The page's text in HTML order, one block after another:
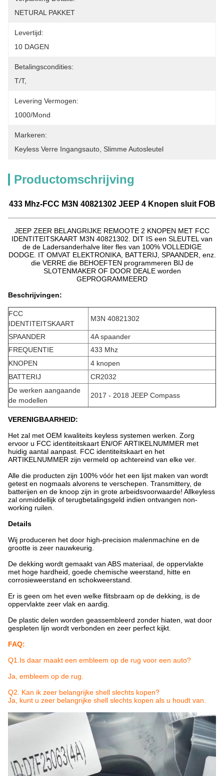
NETURAL PAKKET
Levertijd:
10 DAGEN
Betalingscondities:
T/T,
Levering Vermogen:
1000/mond
Markeren:
Keyless Verre Ingangsauto Slimme Autosleutel
Productomschrijving
433 Mhz-FCC M3N 40821302 JEEP 4 Knopen sluit FOB
JEEP ZEER BELANGRIJKE REMOOTE 2 KNOPEN MET FCC
IDENTITEITSKAART M3N 40821302. DIT IS een SLEUTEL van
de de Ladersanderhalve liter fles van 100% VOLLEDIGE
DODGE. IT OMVAT ELEKTRONIKA, BATTERIJ, SPAANDER, enz.
die VERRE die BEHOEFTEN programmeren BIJ de
SLOTENMAKER OF DOOR DEALE worden
GEPROGRAMMEERD
Beschrijvingen:
FCC
IDENTITEITSKAART
M3N 40821302
SPAANDER
4A spaander
FREQUENTIE
433 Mhz
KNOPEN
4 knopen
BATTERIJ
CR2032
De werken aangaande
de modellen
2017 - 2018 JEEP Compass
VERENIGBAARHEID:
Het zal met OEM kwaliteits keyless systemen werken. Zorg
ervoor u FCC identiteitskaart EN/OF ARTIKELNUMMER met
huidig aantal aanpast. FCC identiteitskaart en het
ARTIKELNUMMER zijn vermeld op achtereind van elke ver.
Alle die producten zijn 100% vóór het een lijst maken van wordt
getest en nogmaals alvorens te verschepen. Transmittery, de
batterijen en de knoop zijn in grote arbeidsvoorwaarde! Allkeyless
zal onmiddellijk of terugbetalingsgeld indien ontvangen non-
working ruilen.
Details
Wij produceren het door high-precision malenmachine en de
grootte is zeer nauwkeurig.
De dekking wordt gemaakt van ABS materiaal, de oppervlakte
met hoge hardheid, goede chemische weerstand, hitte en
corrosieweerstand en schokweerstand.
Er is geen om het even welke flitsbraam op de dekking, is de
oppervlakte zeer vlak en aardig.
De plastic delen worden geassembleerd zonder hiaten, wat door
gespleten lijn wordt verbonden en zeer perfect kijkt.
FAQ:
Q1.Is daar maakt een embleem op de rug voor een auto?
Ja, embleem op de rug.
Q2. Kan ik zeer belangrijke shell slechts kopen?
Ja, kunt u zeer belangrijke shell slechts kopen als u houdt van.